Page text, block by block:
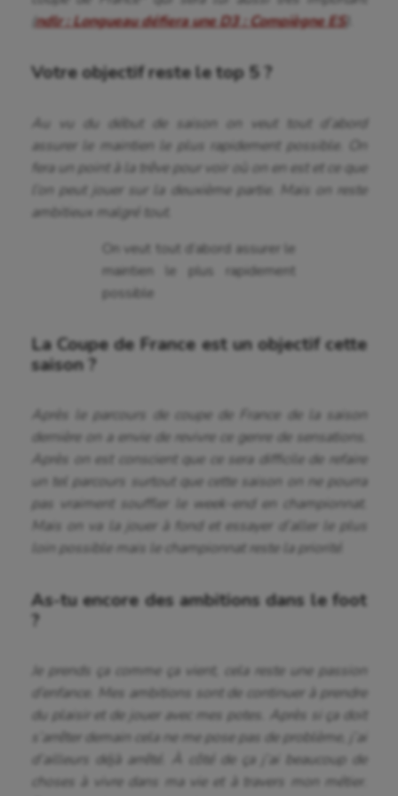
(ndlr : Longueau défiera une D3 : Compiègne ES).
Votre objectif reste le top 5 ?
Au vu du début de saison on veut tout d’abord
assurer le maintien le plus rapidement possible. On
fera un point à la trêve pour voir où on en est et ce que
l’on peut jouer sur la deuxième partie. Mais on reste
ambitieux malgré tout.
On veut tout d’abord assurer le
maintien le plus rapidement
possible
La Coupe de France est un objectif cette
saison ?
Après le parcours de coupe de France de la saison
dernière on a envie de revivre ce genre de sensations.
Après on est conscient que ce sera difficile de refaire
un tel parcours surtout que cette saison on ne pourra
pas vraiment souffler le week-end en championnat.
Mais on va la jouer à fond et essayer d’aller le plus
loin possible mais le championnat reste la priorité
As-tu encore des ambitions dans le foot
?
Je prends ça comme ça vient, cela reste une passion
d’enfance. Mes ambitions sont de continuer à prendre
du plaisir et de jouer avec mes potes. Après si ça doit
s’arrêter demain cela ne me pose pas de problème, j’ai
d’ailleurs déjà arrêté. À côté de ça j’ai beaucoup de
choses à vivre dans ma vie et à travers mon métier.